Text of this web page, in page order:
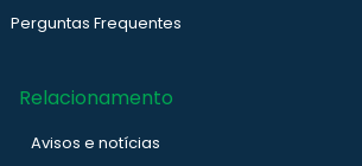
Perguntas Frequentes
Relacionamento
Avisos e notícias